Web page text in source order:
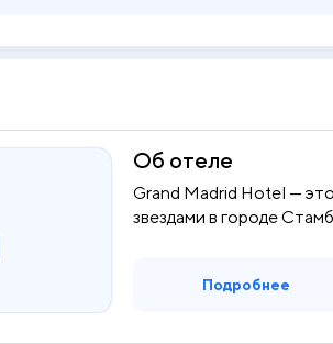
Об отеле
Grand Madrid Hotel —
звездами в городе
Подробнее